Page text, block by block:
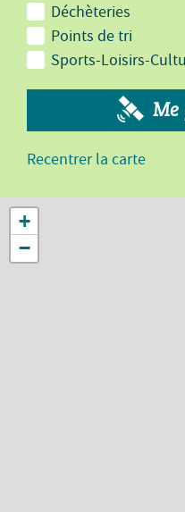
Déchèteries
Points de tri
Sports-Loisirs-
Me
Recentrer la carte
+
−